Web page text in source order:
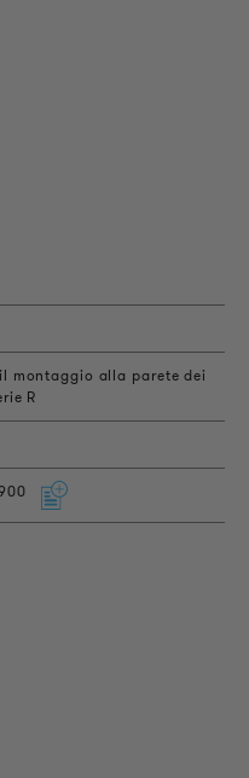
montaggio alla parete dei
R